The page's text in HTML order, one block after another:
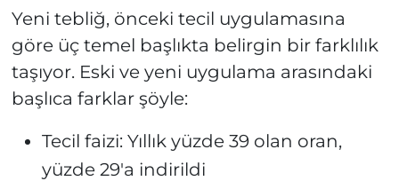
Yeni tebliğ, önceki tecil uygulamasına
göre üç temel başlıkta belirgin bir farklılık
taşıyor. Eski ve yeni uygulama arasındaki
başlıca farklar şöyle:
Tecil faizi: Yıllık yüzde 39 olan oran,
yüzde 29'a indirildi